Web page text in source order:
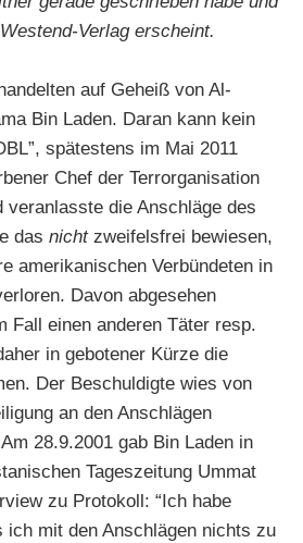
Verlag erscheint.
auf Geheiß von Al-
Bin Laden. Daran kann kein
spätestens im Mai 2011
Chef der Terrorganisation
veranlasste die Anschläge des
das nichtzweifelsfrei bewiesen,
amerikanischen Verbündeten in
Davon abgesehen
Fall einen anderen Täter resp.
in gebotener Kürze die
Der Beschuldigte wies von
an den Anschlägen
28.9.2001 gab Bin Laden in
Tageszeitung Ummat
zu Protokoll: “Ich habe
ich mit den Anschlägen nichts zu